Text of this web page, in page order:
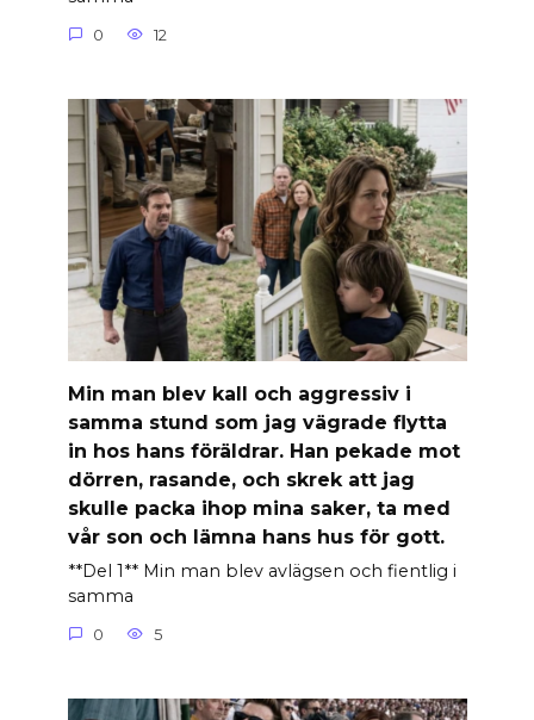
0 12
Min man blev kall och aggressiv i
samma stund som jag vägrade flytta
in hos hans föräldrar. Han pekade mot
dörren, rasande, och skrek att jag
skulle packa ihop mina saker, ta med
vår son och lämna hans hus för gott.
**Del 1** Min man blev avlägsen och fientlig i
samma
0 5